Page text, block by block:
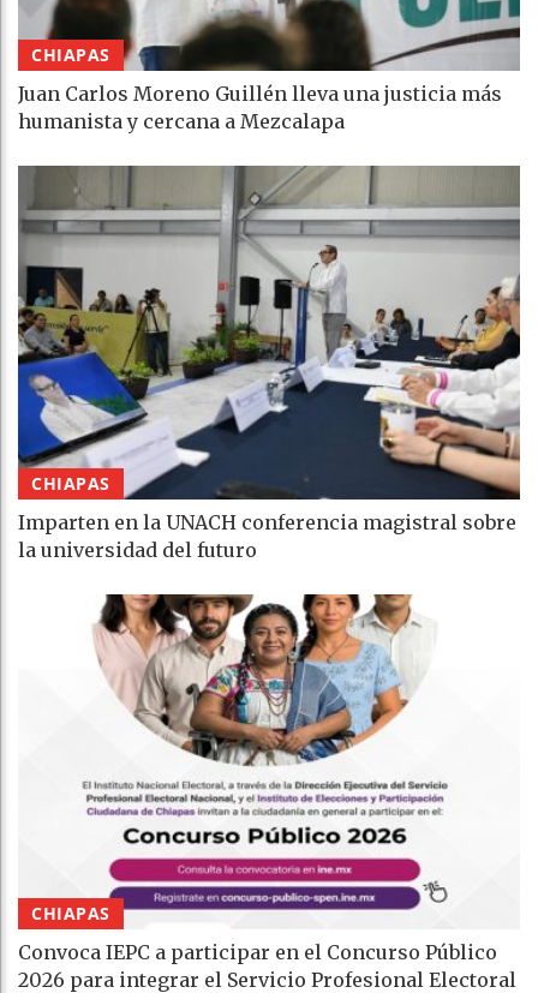
CHIAPAS
Juan Carlos Moreno Guillén lleva una justicia más
humanista y cercana a Mezcalapa
CHIAPAS
Imparten en la UNACH conferencia magistral sobre
la universidad del futuro
CHIAPAS
Convoca IEPC a participar en el Concurso Público
2026 para integrar el Servicio Profesional Electoral